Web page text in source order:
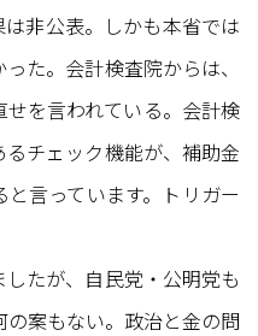
非公表。しかも本省では
た。会計検査院からは、
を言われている。会計検
チェック機能が、補助金
言っています。トリガー
たが、自民党・公明党も
案もない。政治と金の問